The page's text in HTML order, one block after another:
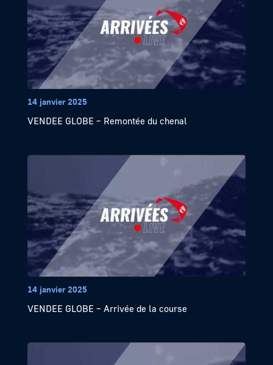
14 janvier 2025
VENDEE GLOBE – Remontée du chenal
14 janvier 2025
VENDEE GLOBE – Arrivée de la course